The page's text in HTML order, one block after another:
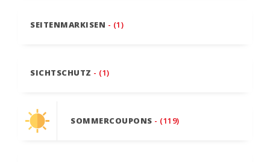
SEITENMARKISEN - (1)
SICHTSCHUTZ - (1)
SOMMERCOUPONS - (119)